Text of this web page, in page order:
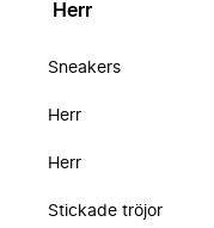
Herr
Sneakers
Herr
Herr
Stickade tröjor